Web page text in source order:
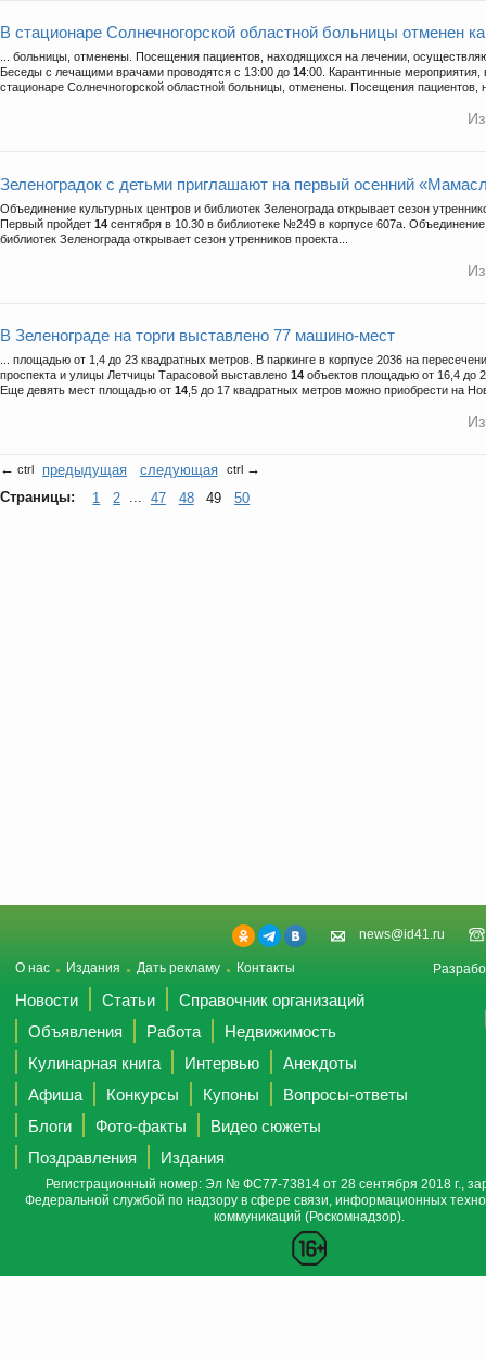
В стационаре Солнечногорской областной больницы отменен
... больницы, отменены. Посещения пациентов, находящихся на лечении,
Беседы с лечащими врачами проводятся с 13:00 до 14:00. Карантинные мероприятия,
стационаре Солнечногорской областной больницы, отменены. Посещения пациентов,
Зеленоградок с детьми приглашают на первый осенний
Объединение культурных центров и библиотек Зеленограда открывает сезон
Первый пройдет 14 сентября в 10.30 в библиотеке №249 в корпусе 607а.
библиотек Зеленограда открывает сезон утренников проекта...
В Зеленограде на торги выставлено 77 машино-мест
... площадью от 1,4 до 23 квадратных метров. В паркинге в корпусе 2036 на
проспекта и улицы Летчицы Тарасовой выставлено 14 объектов площадью от 16,4 до
Еще девять мест площадью от 14 ,5 до 17 квадратных метров можно приобрести на
← ctrl предыдущая следующая ctrl →
Страницы:
1 2 ... 47 48 49 50
news@id41.ru
О нас Издания Дать рекламу Контакты
Новости Статьи
Справочник организаций
Объявления
Работа
Недвижимость
Кулинарная книга
Интервью
Анекдоты
Афиша
Конкурсы Купоны
Вопросы-ответы
Блоги
Фото-факты
Видео сюжеты
Поздравления
Издания
Регистрационный номер: Эл № ФС77-73814 от 28 сентября 2018 г.,
Федеральной службой по надзору в сфере связи, информационных
коммуникаций (Роскомнадзор).